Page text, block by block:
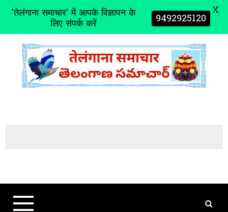
t
'तेलंगाना समाचार' में आपके विज्ञापन के
लिए संपर्क करें 9492925120 X